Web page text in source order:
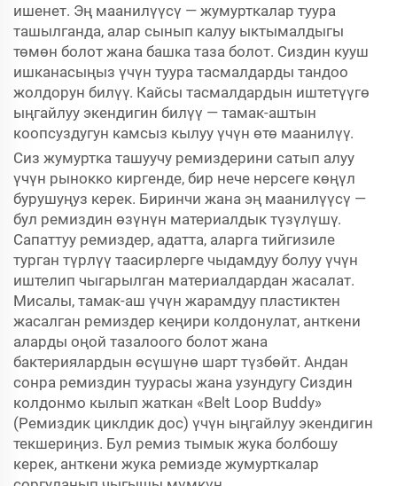
ишенет. Эң маанилүүсү — жумурткалар туура
ташылганда, алар сынып калуу ыктымалдыгы
төмөн болот жана башка таза болот. Сиздин кууш
ишканасыңыз үчүн туура тасмалдарды тандоо
жолдорун билүү. Кайсы тасмалдардын иштетүүгө
ыңгайлуу экендигин билүү — тамак-аштын
коопсуздугун камсыз кылуу үчүн өтө маанилүү.
Сиз жумуртка ташуучу ремиздерини сатып алуу
үчүн рынокко киргенде, бир нече нерсеге көңүл
бурушуңуз керек. Биринчи жана эң маанилүүсү —
бул ремиздин өзүнүн материалдык түзүлүшү.
Сапаттуу ремиздер, адатта, аларга тийгизиле
турган түрлүү таасирлерге чыдамдуу болуу үчүн
иштелип чыгарылган материалдардан жасалат.
Мисалы, тамак-аш үчүн жарамдуу пластиктен
жасалган ремиздер кеңири колдонулат, анткени
аларды оңой тазалоого болот жана
бактериялардын өсүшүнө шарт түзбөйт. Андан
сонра ремиздин туурасы жана узундугу Сиздин
колдонмо кылып жаткан «Belt Loop Buddy»
(Ремиздик циклдик дос) үчүн ыңгайлуу экендигин
текшериңиз. Бул ремиз тымык жука болбошу
керек, анткени жука ремизде жумурткалар